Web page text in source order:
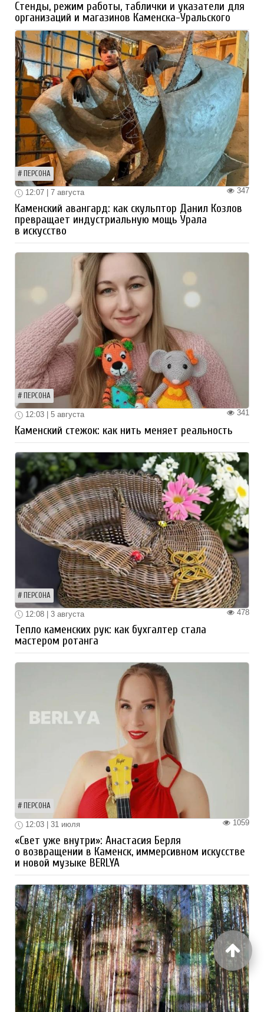
Стенды, режим работы, таблички и указатели для
организаций и магазинов Каменска-Уральского
ПЕРСОНА
347
12:07 | 7 августа
Каменский авангард: как скульптор Данил Козлов
превращает индустриальную мощь Урала
в искусство
ПЕРСОНА
341
12:03 | 5 августа
Каменский стежок: как нить меняет реальность
ПЕРСОНА
478
12:08 | 3 августа
Тепло каменских рук: как бухгалтер стала
мастером ротанга
ПЕРСОНА
1059
12:03 | 31 июля
«Свет уже внутри»: Анастасия Берля
о возвращении в Каменск, иммерсивном искусстве
и новой музыке BERLYA